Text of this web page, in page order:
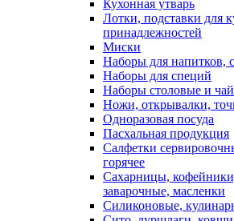
Кухонная утварь
Лотки, подставки для
принадлежностей
Миски
Наборы для напитков,
Наборы для специй
Наборы столовые и
Ножи, открывалки,
Одноразовая посуда
Пасхальная продукция
Салфетки
горячее
Сахарницы,
заварочные, масленки
Силиконовые,